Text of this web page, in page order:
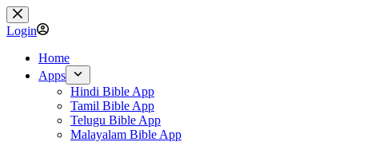
Skip
to
content
Login
Home
Apps
Hindi Bible App
Tamil Bible App
Telugu Bible App
Malayalam Bible App